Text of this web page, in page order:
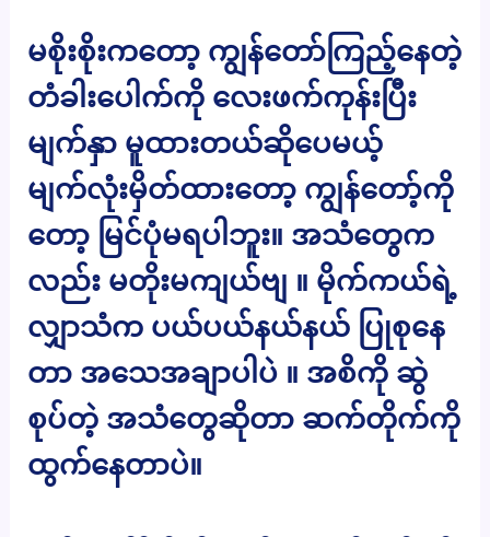
မစိုးစိုးကတော့ ကျွန်တော်ကြည့်နေတဲ့
တံခါးပေါက်ကို လေးဖက်ကုန်းပြီး
မျက်နှာ မူထားတယ်ဆိုပေမယ့်
မျက်လုံးမှိတ်ထားတော့ ကျွန်တော့်ကို
တော့ မြင်ပုံမရပါဘူး။ အသံတွေက
လည်း မတိုးမကျယ်ဗျ ။ မိုက်ကယ်ရဲ့
လျှာသံက ပယ်ပယ်နယ်နယ် ပြုစုနေ
တာ အသေအချာပါပဲ ။ အစိကို ဆွဲ
စုပ်တဲ့ အသံတွေဆိုတာ ဆက်တိုက်ကို
ထွက်နေတာပဲ။